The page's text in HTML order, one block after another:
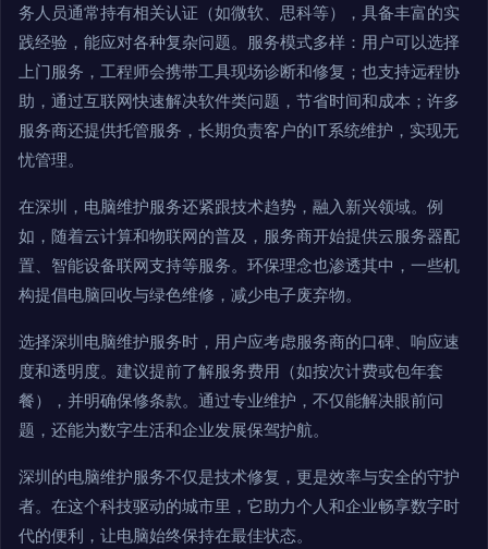
务人员通常持有相关认证（如微软、思科等），具备丰富的实
践经验，能应对各种复杂问题。服务模式多样：用户可以选择
上门服务，工程师会携带工具现场诊断和修复；也支持远程协
助，通过互联网快速解决软件类问题，节省时间和成本；许多
服务商还提供托管服务，长期负责客户的IT系统维护，实现无
忧管理。
在深圳，电脑维护服务还紧跟技术趋势，融入新兴领域。例
如，随着云计算和物联网的普及，服务商开始提供云服务器配
置、智能设备联网支持等服务。环保理念也渗透其中，一些机
构提倡电脑回收与绿色维修，减少电子废弃物。
选择深圳电脑维护服务时，用户应考虑服务商的口碑、响应速
度和透明度。建议提前了解服务费用（如按次计费或包年套
餐），并明确保修条款。通过专业维护，不仅能解决眼前问
题，还能为数字生活和企业发展保驾护航。
深圳的电脑维护服务不仅是技术修复，更是效率与安全的守护
者。在这个科技驱动的城市里，它助力个人和企业畅享数字时
代的便利，让电脑始终保持在最佳状态。